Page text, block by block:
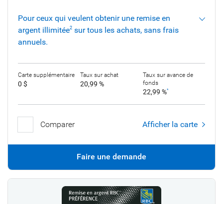
Pour ceux qui veulent obtenir une remise en
argent illimitée2 sur tous les achats, sans frais
annuels.
Carte supplémentaire
0 $
Taux sur achat
20,99 %
Taux sur avance de
fonds
22,99 %*
Comparer Afficher la carte
Faire une demande